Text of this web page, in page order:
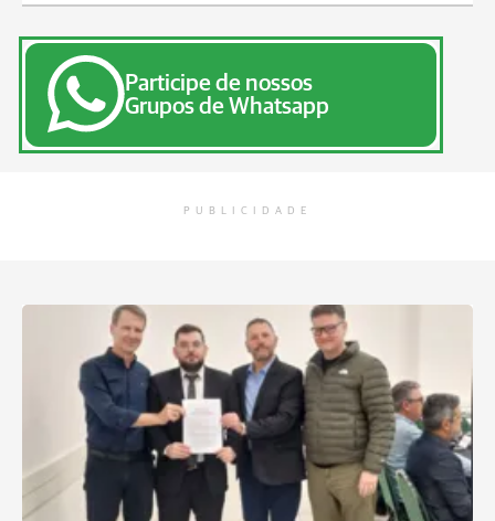
Participe de nossos
Grupos de Whatsapp
PUBLICIDADE